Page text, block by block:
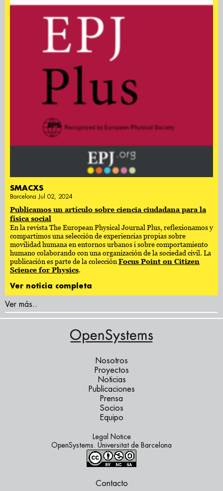
SMACXS
Barcelona Jul 02, 2024
Publicamos un artículo sobre ciencia ciudadana para la
física social
En la revista The European Physical Journal Plus, reflexionamos y
compartimos una selección de experiencias propias sobre
movilidad humana en entornos urbanos i sobre comportamiento
humano colaborando con una organización de la sociedad civil. La
publicación es parte de la colecciónFocus Point on Citizen
Science for Physics.
Ver noticia completa
Ver más..
Nosotros
Proyectos
Noticias
Publicaciones
Prensa
Socios
Equipo
Legal Notice
OpenSystems. Universitat de Barcelona
Contacto